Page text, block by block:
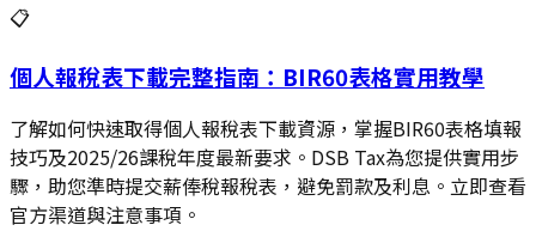
📋
個人報稅表下載完整指南：BIR60表格實用教學
了解如何快速取得個人報稅表下載資源，掌握BIR60表格填報
技巧及2025/26課稅年度最新要求。DSB Tax為您提供實用步
驟，助您準時提交薪俸稅報稅表，避免罰款及利息。立即查看
官方渠道與注意事項。